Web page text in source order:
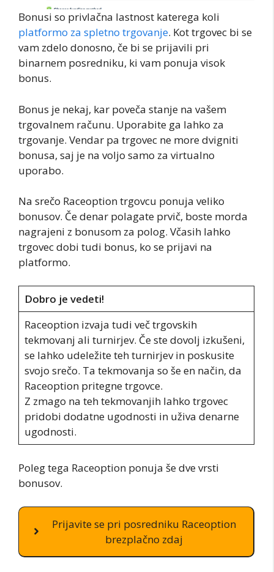
Bonusi so privlačna lastnost katerega koli
platformo za spletno trgovanje. Kot trgovec bi se
vam zdelo donosno, če bi se prijavili pri
binarnem posredniku, ki vam ponuja visok
bonus.
Bonus je nekaj, kar poveča stanje na vašem
trgovalnem računu. Uporabite ga lahko za
trgovanje. Vendar pa trgovec ne more dvigniti
bonusa, saj je na voljo samo za virtualno
uporabo.
Na srečo Raceoption trgovcu ponuja veliko
bonusov. Če denar polagate prvič, boste morda
nagrajeni z bonusom za polog. Včasih lahko
trgovec dobi tudi bonus, ko se prijavi na
platformo.
Dobro je vedeti!
Raceoption izvaja tudi več trgovskih
tekmovanj ali turnirjev. Če ste dovolj izkušeni,
se lahko udeležite teh turnirjev in poskusite
svojo srečo. Ta tekmovanja so še en način, da
Raceoption pritegne trgovce.
Z zmago na teh tekmovanjih lahko trgovec
pridobi dodatne ugodnosti in uživa denarne
ugodnosti.
Poleg tega Raceoption ponuja še dve vrsti
bonusov.
Prijavite se pri posredniku Raceoption
brezplačno zdaj